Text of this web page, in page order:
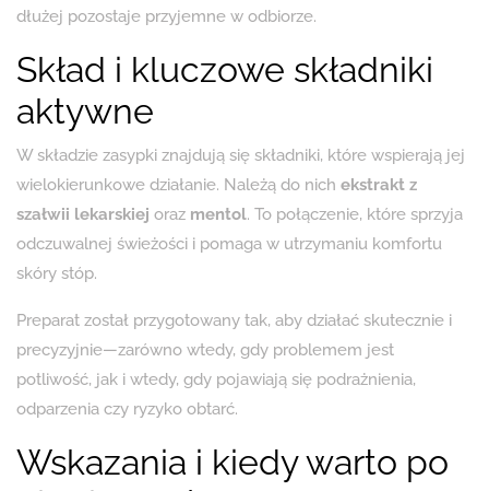
dłużej pozostaje przyjemne w odbiorze.
Skład i kluczowe składniki
aktywne
W składzie zasypki znajdują się składniki, które wspierają jej
wielokierunkowe działanie. Należą do nich ekstrakt z
szałwii lekarskiej oraz mentol. To połączenie, które sprzyja
odczuwalnej świeżości i pomaga w utrzymaniu komfortu
skóry stóp.
Preparat został przygotowany tak, aby działać skutecznie i
precyzyjnie—zarówno wtedy, gdy problemem jest
potliwość, jak i wtedy, gdy pojawiają się podrażnienia,
odparzenia czy ryzyko obtarć.
Wskazania i kiedy warto po